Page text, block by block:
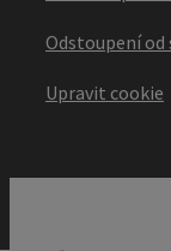
Odstoupení od
Upravit cookie